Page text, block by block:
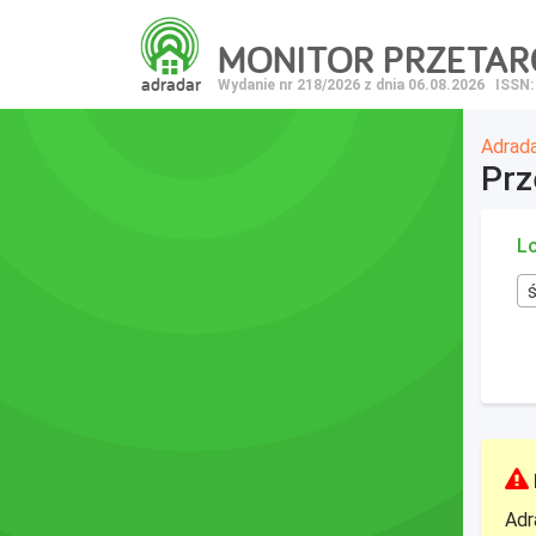
adradar
MONITOR
Wydanie nr 218/2026 z dnia 06.08.2026